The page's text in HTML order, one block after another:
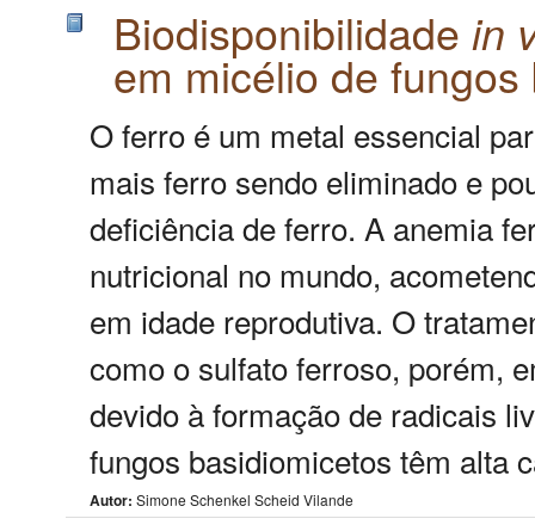
Biodisponibilidade in
em micélio de
O ferro é um metal essencial
mais ferro sendo eliminado e
deficiência de ferro. A anemia
nutricional no mundo,
em idade reprodutiva. O
como o sulfato ferroso, porém,
devido à formação de radicais
fungos basidiomicetos têm alta
Autor: Simone Schenkel Scheid Vilande